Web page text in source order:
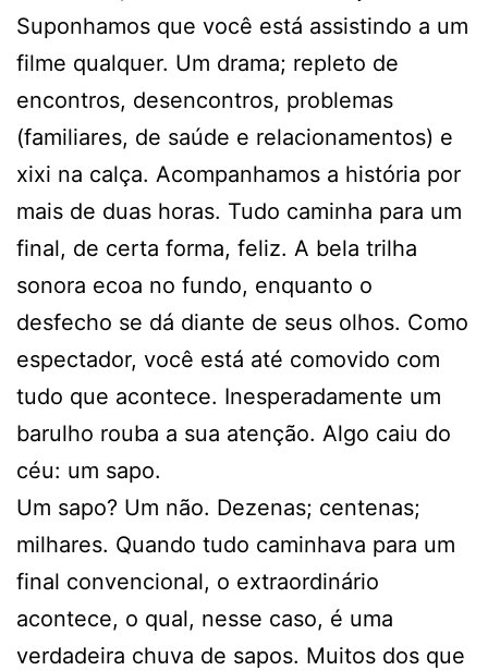
Suponhamos que você está assistindo a um
filme qualquer. Um drama; repleto de
encontros, desencontros, problemas
(familiares, de saúde e relacionamentos) e
xixi na calça. Acompanhamos a história por
mais de duas horas. Tudo caminha para um
final, de certa forma, feliz. A bela trilha
sonora ecoa no fundo, enquanto o
desfecho se dá diante de seus olhos. Como
espectador, você está até comovido com
tudo que acontece. Inesperadamente um
barulho rouba a sua atenção. Algo caiu do
céu: um sapo.
Um sapo? Um não. Dezenas; centenas;
milhares. Quando tudo caminhava para um
final convencional, o extraordinário
acontece, o qual, nesse caso, é uma
verdadeira chuva de sapos. Muitos dos que